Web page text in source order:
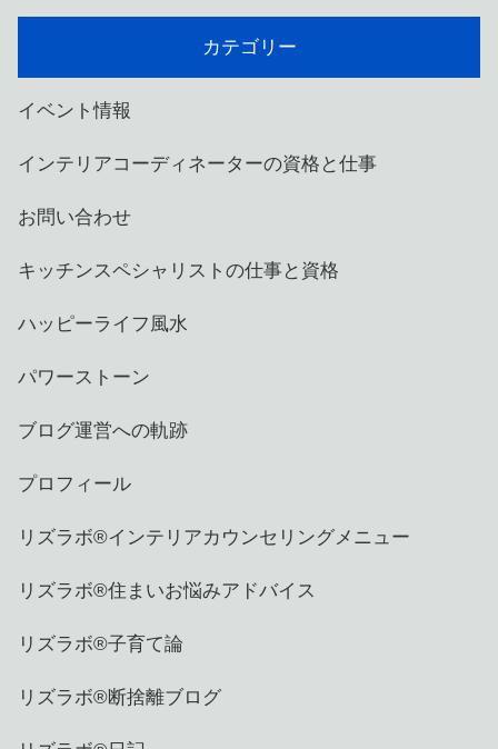
カテゴリー
イベント情報
インテリアコーディネーターの資格と仕事
お問い合わせ
キッチンスペシャリストの仕事と資格
ハッピーライフ風水
パワーストーン
ブログ運営への軌跡
プロフィール
リズラボ®️インテリアカウンセリングメニュー
リズラボ®️住まいお悩みアドバイス
リズラボ®️子育て論
リズラボ®️断捨離ブログ